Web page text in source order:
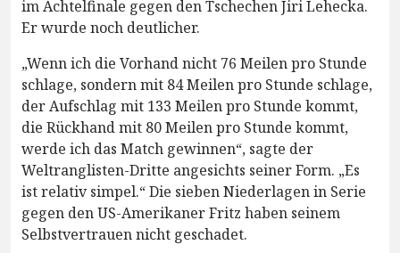
im Achtelfinale gegen den Tschechen Jiri Lehecka.
Er wurde noch deutlicher.
„Wenn ich die Vorhand nicht 76 Meilen pro Stunde
schlage, sondern mit 84 Meilen pro Stunde schlage,
der Aufschlag mit 133 Meilen pro Stunde kommt,
die Rückhand mit 80 Meilen pro Stunde kommt,
werde ich das Match gewinnen“, sagte der
Weltranglisten-Dritte angesichts seiner Form. „Es
ist relativ simpel.“ Die sieben Niederlagen in Serie
gegen den US-Amerikaner Fritz haben seinem
Selbstvertrauen nicht geschadet.